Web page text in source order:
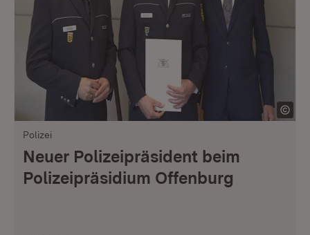
Polizei
Neuer Polizeipräsident beim
Polizeipräsidium Offenburg